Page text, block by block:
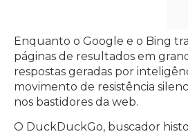
Enquanto o Google e o Bing
páginas de resultados em
respostas geradas por
movimento de resistência
nos bastidores da web.
O DuckDuckGo, buscador